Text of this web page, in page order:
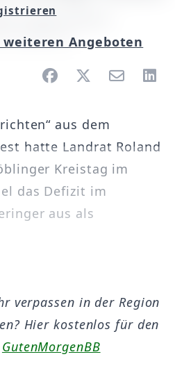
Sabine Haarer
06:00 Uhr
aus dem
hatte Landrat Roland
Kreistag im
das Defizit im
aus als
Angeboten
verpassen in der Region
Hier kostenlos für den
GutenMorgenBB